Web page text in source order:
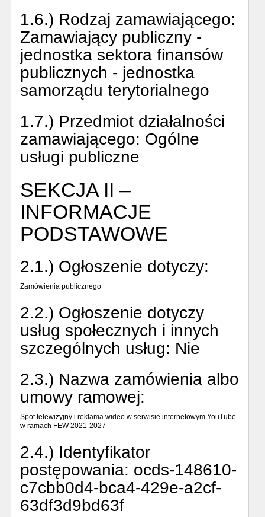
1.6.) Rodzaj zamawiającego:
Zamawiający publiczny -
jednostka sektora finansów
publicznych - jednostka
samorządu terytorialnego
1.7.) Przedmiot działalności
zamawiającego: Ogólne
usługi publiczne
SEKCJA II –
INFORMACJE
PODSTAWOWE
2.1.) Ogłoszenie dotyczy:
Zamówienia publicznego
2.2.) Ogłoszenie dotyczy
usług społecznych i innych
szczególnych usług: Nie
2.3.) Nazwa zamówienia albo
umowy ramowej:
Spot telewizyjny i reklama wideo w serwisie internetowym YouTube
w ramach FEW 2021-2027
2.4.) Identyfikator
postępowania: ocds-148610-
c7cbb0d4-bca4-429e-a2cf-
63df3d9bd63f